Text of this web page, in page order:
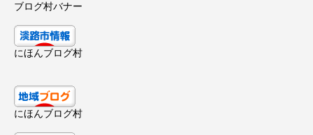
ブログ村バナー
にほんブログ村
にほんブログ村